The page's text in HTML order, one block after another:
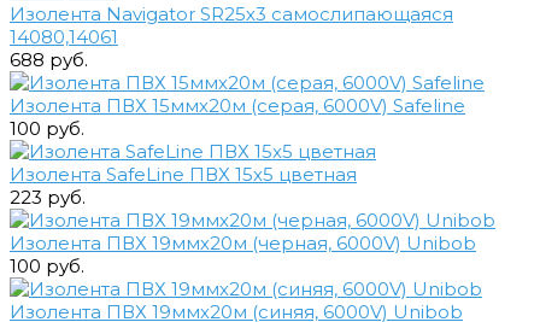
Изолента Navigator SR25х3 самослипающаяся
14080,14061
688 руб.
Изолента ПВХ 15ммх20м (серая, 6000V) Safeline
100 руб.
Изолента SafeLine ПВХ 15х5 цветная
223 руб.
Изолента ПВХ 19ммх20м (черная, 6000V) Unibob
100 руб.
Изолента ПВХ 19ммх20м (синяя, 6000V) Unibob